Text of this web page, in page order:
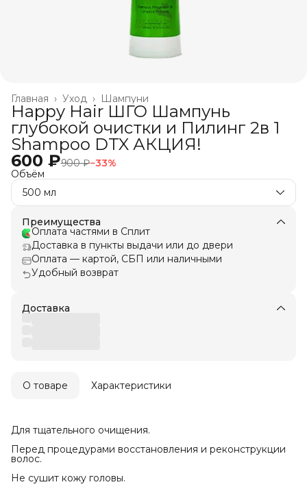
Шампуни
Уход ›
Главная ›
Happy Hair ШГО Шампунь
глубокой очистки и Пилинг 2в 1
Shampoo DTX АКЦИЯ!
600 ₽900 ₽−33%
Объём
500 мл
Преимущества
Оплата частями в Сплит
Доставка в пункты выдачи или до двери
Оплата — картой, СБП или наличными
Удобный возврат
Доставка
О товаре Характеристики
Для тщательного очищения.
Перед процедурами восстановления и реконструкции
волос.
Не сушит кожу головы.